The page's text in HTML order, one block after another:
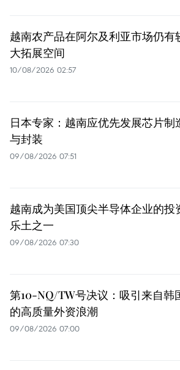
越南农产品在阿尔及利亚市场仍有
大拓展空间
10/08/2026 02:57
日本专家：越南应优先发展芯片制
与封装
09/08/2026 07:51
越南成为美国顶尖半导体企业的投
乐土之一
09/08/2026 07:30
第10-NQ/TW号决议：吸引来自韩
的高质量外资浪潮
09/08/2026 07:00